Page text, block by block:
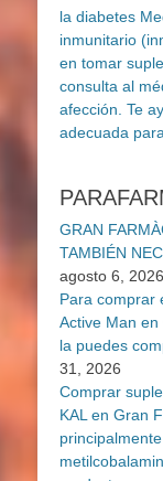
GRAN
TAMBIÉN
agosto 6, 2026
Para comprar
Active Man
la puedes
31, 2026
Comprar
KAL en Gran